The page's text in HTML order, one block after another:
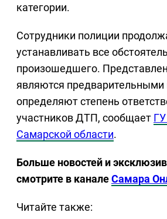
категории.
Сотрудники полиции
устанавливать все
произошедшего.
являются предварительными
определяют степень
участников ДТП, сообщает
Самарской области.
Больше новостей и
смотрите в каналеСамара
Читайте также: